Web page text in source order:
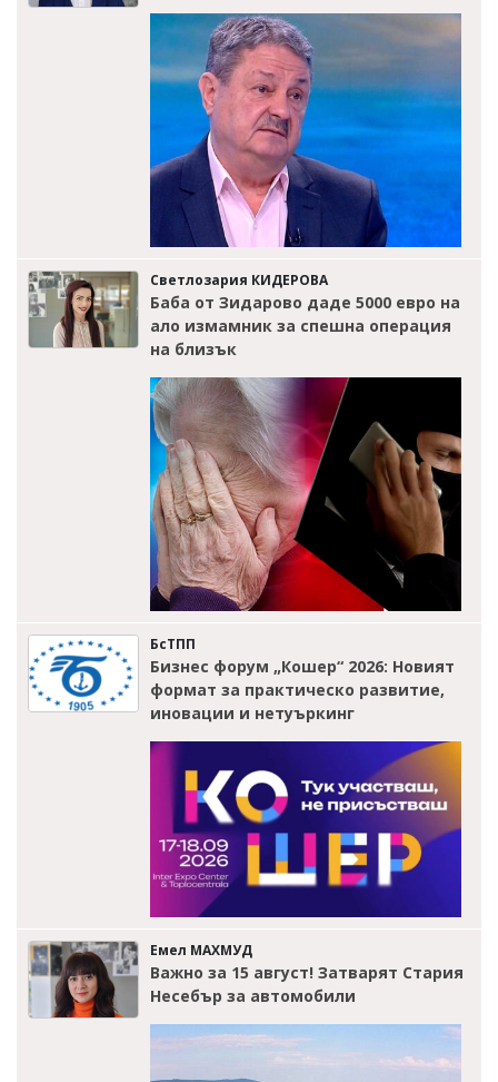
Светлозария КИДЕРОВА
Баба от Зидарово даде 5000 евро на
ало измамник за спешна операция
на близък
БсТПП
Бизнес форум „Кошер“ 2026: Новият
формат за практическо развитие,
иновации и нетуъркинг
Емел МАХМУД
Важно за 15 август! Затварят Стария
Несебър за автомобили